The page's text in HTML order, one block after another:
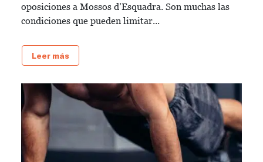
oposiciones a Mossos d’Esquadra. Son muchas las
condiciones que pueden limitar...
Leer más